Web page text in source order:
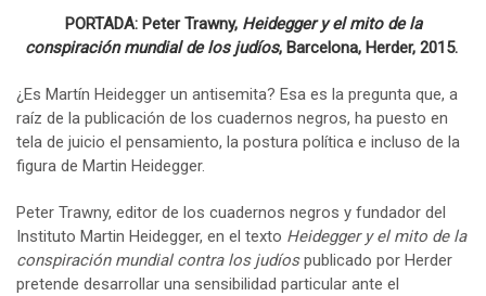
PORTADA: Peter Trawny, Heidegger y el mito de la
conspiración mundial de los judíos, Barcelona, Herder, 2015.
¿Es Martín Heidegger un antisemita? Esa es la pregunta que, a
raíz de la publicación de los cuadernos negros, ha puesto en
tela de juicio el pensamiento, la postura política e incluso de la
figura de Martin Heidegger.
Peter Trawny, editor de los cuadernos negros y fundador del
Instituto Martin Heidegger, en el texto Heidegger y el mito de la
conspiración mundial contra los judíospublicado por Herder
pretende desarrollar una sensibilidad particular ante el